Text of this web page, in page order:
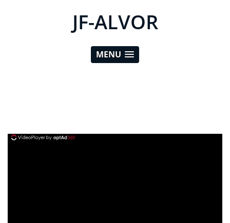
JF-ALVOR
MENU